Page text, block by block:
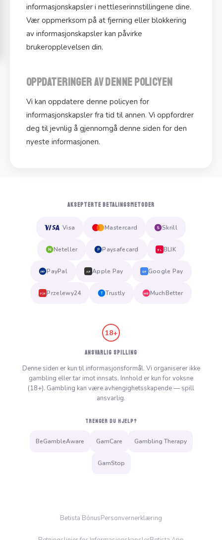
informasjonskapsler i nettleserinnstillingene dine.
Vær oppmerksom på at fjerning eller blokkering
av informasjonskapsler kan påvirke
brukeropplevelsen din.
Oppdateringer av denne policyen
Vi kan oppdatere denne policyen for
informasjonskapsler fra tid til annen. Vi oppfordrer
deg til jevnlig å gjennomgå denne siden for den
nyeste informasjonen.
AKSEPTERTE BETALINGSMETODER
Visa Mastercard S Skrill
N Neteller P Paysafecard BL BLIK
PP PayPal AP Apple Pay GP Google Pay
P24 Przelewy24 T Trustly MB MuchBetter
18+
ANSVARLIG SPILLING
Denne siden er kun til informasjonsformål. Vi organiserer ikke
gambling eller tar imot innsats. Innhold er kun for voksne
(18+). Gambling kan være avhengighetsskapende — spill
ansvarlig.
TRENGER DU HJELP?
BeGambleAware GamCare Gambling Therapy
GamStop
Betista BónusPersonvernerklæring